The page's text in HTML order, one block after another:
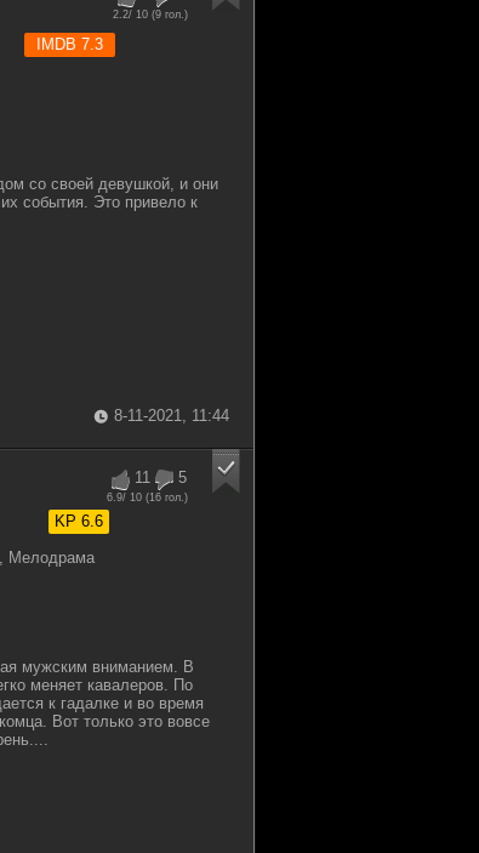
2.2/ 10 (9 гол.)
IMDB 7.3
со своей девушкой, и они
события. Это привело к
8-11-2021, 11:44
11 5
6.9/ 10 (16 гол.)
KP 6.6
Мелодрама
мужским вниманием. В
меняет кавалеров. По
к гадалке и во время
Вот только это вовсе